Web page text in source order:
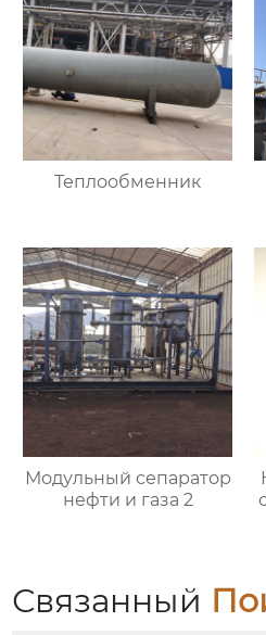
Теплообменник
Модульный сепаратор
нефти и газа 2
Связанный